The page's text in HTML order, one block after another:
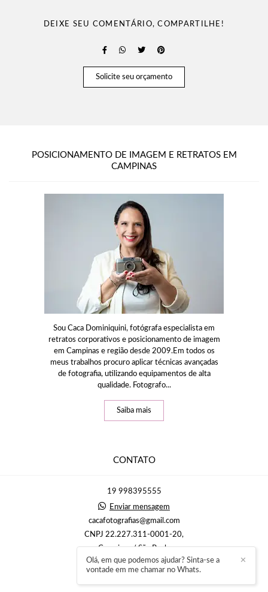
DEIXE SEU COMENTÁRIO, COMPARTILHE!
Solicite seu orçamento
POSICIONAMENTO DE IMAGEM E RETRATOS EM
CAMPINAS
Sou Caca Dominiquini, fotógrafa especialista em
retratos corporativos e posicionamento de imagem
em Campinas e região desde 2009.Em todos os
meus trabalhos procuro aplicar técnicas avançadas
de fotografia, utilizando equipamentos de alta
qualidade. Fotografo...
Saiba mais
CONTATO
19 998395555
Enviar mensagem
cacafotografias@gmail.com
CNPJ 22.227.311-0001-20,
Campinas / São Paulo
✕
Olá, em que podemos ajudar? Sinta-se a
vontade em me chamar no Whats.